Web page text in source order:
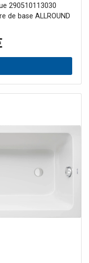
290510113030
de base ALLROUND